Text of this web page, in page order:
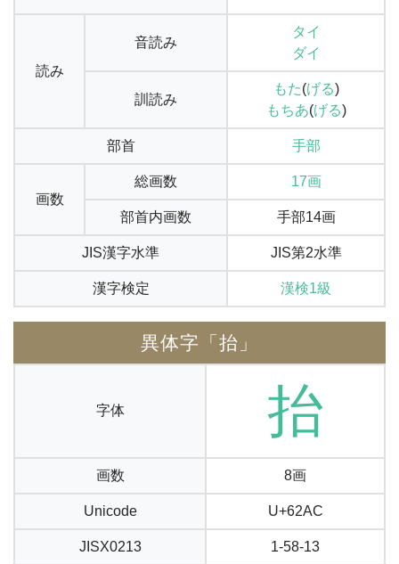
読み
音読み
タイ
ダイ
訓読み
もた(げる)
もちあ(げる)
部首 手部
画数
総画数 17画
部首内画数 手部14画
JIS漢字水準 JIS第2水準
漢字検定 漢検1級
異体字「抬」
字体 抬
画数 8画
Unicode U+62AC
JISX0213 1-58-13